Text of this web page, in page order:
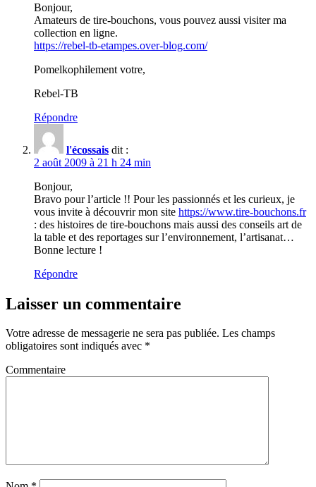
Bonjour,
Amateurs de tire-bouchons, vous pouvez aussi visiter ma
collection en ligne.
https://rebel-tb-etampes.over-blog.com/
Pomelkophilement votre,
Rebel-TB
Répondre
l'écossais dit :
2 août 2009 à 21 h 24 min
Bonjour,
Bravo pour l’article !! Pour les passionnés et les curieux, je
vous invite à découvrir mon site https://www.tire-bouchons.fr
: des histoires de tire-bouchons mais aussi des conseils art de
la table et des reportages sur l’environnement, l’artisanat…
Bonne lecture !
Répondre
Laisser un commentaire
Votre adresse de messagerie ne sera pas publiée. Les champs
obligatoires sont indiqués avec *
Commentaire